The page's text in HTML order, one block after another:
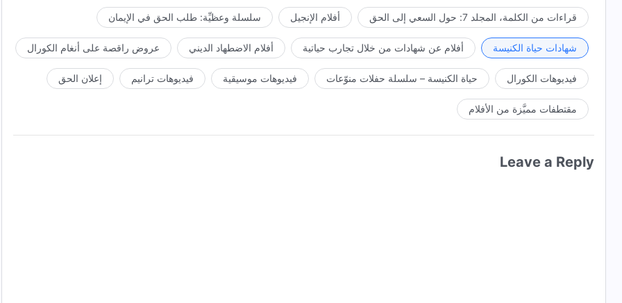
قراءات من الكلمة، المجلد 7: حول السعي إلى الحق أفلام الإنجيل سلسلة وعظيِّة: طلب الحق في الإيمان
شهادات حياة الكنيسة أفلام عن شهادات من خلال تجارب حياتية أفلام الاضطهاد الديني عروض راقصة على أنغام الكورال
فيديوهات الكورال حياة الكنيسة – سلسلة حفلات منوّعات فيديوهات موسيقية فيديوهات ترانيم إعلان الحق
مقتطفات مميَّزة من الأفلام
Leave a Reply